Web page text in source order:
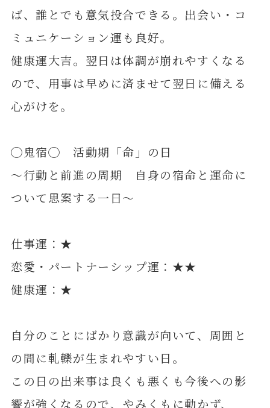
ば、誰とでも意気投合できる。出会い・コ
ミュニケーション運も良好。
健康運大吉。翌日は体調が崩れやすくなる
ので、用事は早めに済ませて翌日に備える
心がけを。
◯鬼宿◯ 活動期「命」の日
～行動と前進の周期 自身の宿命と運命に
ついて思案する一日～
仕事運：★
恋愛・パートナーシップ運：★★
健康運：★
自分のことにばかり意識が向いて、周囲と
の間に軋轢が生まれやすい日。
この日の出来事は良くも悪くも今後への影
響が強くなるので、やみくもに動かず、